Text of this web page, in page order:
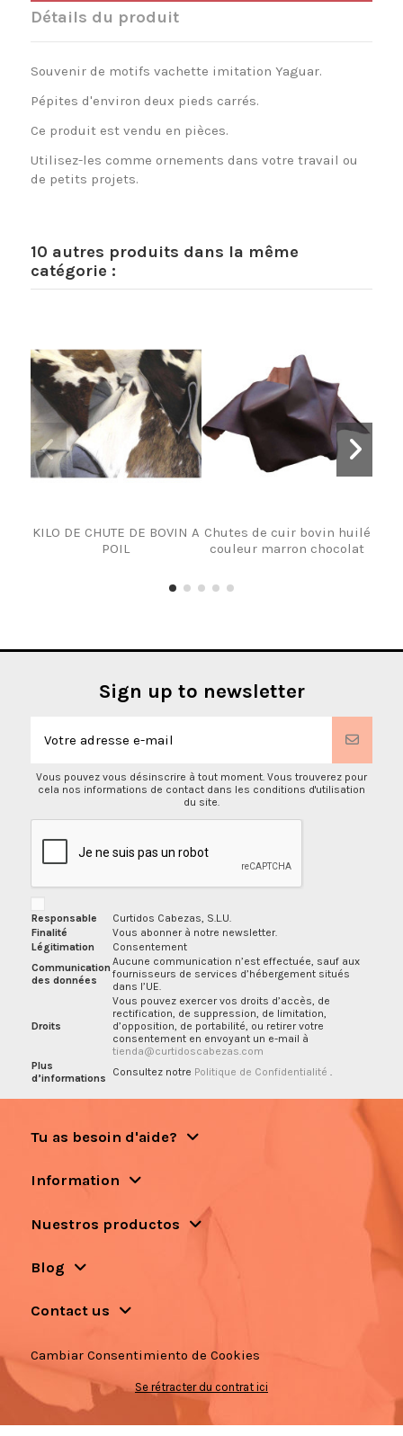
Détails du produit
Souvenir de motifs vachette imitation Yaguar.
Pépites d'environ deux pieds carrés.
Ce produit est vendu en pièces.
Utilisez-les comme ornements dans votre travail ou
de petits projets.
10 autres produits dans la même
catégorie :
KILO DE CHUTE DE BOVIN A
POIL
Chutes de cuir bovin huilé
couleur marron chocolat
Sign up to newsletter
Vous pouvez vous désinscrire à tout moment. Vous trouverez pour
cela nos informations de contact dans les conditions d'utilisation
du site.
Responsable
Curtidos Cabezas, S.L.U.
Finalité
Vous abonner à notre newsletter.
Légitimation
Consentement
Communication
des données
Aucune communication n’est effectuée, sauf aux
fournisseurs de services d’hébergement situés
dans l’UE.
Droits
Vous pouvez exercer vos droits d’accès, de
rectification, de suppression, de limitation,
d’opposition, de portabilité, ou retirer votre
consentement en envoyant un e-mail à
tienda@curtidoscabezas.com
Plus
d’informations
Consultez notre Politique de Confidentialité
Tu as besoin d'aide?
Information
Nuestros productos
Blog
Contact us
Cambiar Consentimiento de Cookies
Se rétracter du contrat ici